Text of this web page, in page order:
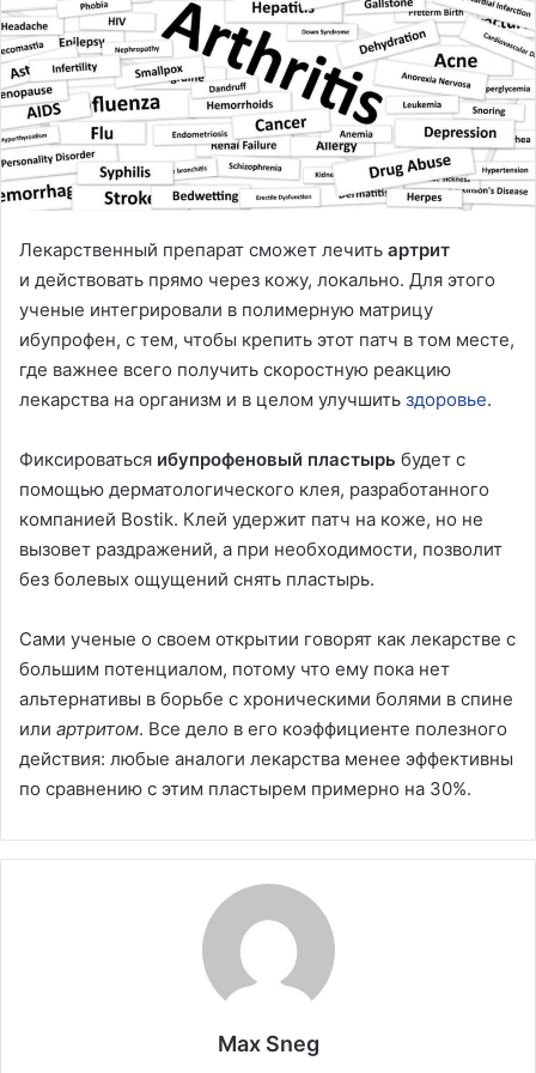
Лекарственный препарат сможет лечить артрит
и действовать прямо через кожу, локально. Для этого
ученые интегрировали в полимерную матрицу
ибупрофен, с тем, чтобы крепить этот патч в том месте,
где важнее всего получить скоростную реакцию
лекарства на организм и в целом улучшить здоровье.
Фиксироваться ибупрофеновый пластырь будет с
помощью дерматологического клея, разработанного
компанией Bostik. Клей удержит патч на коже, но не
вызовет раздражений, а при необходимости, позволит
без болевых ощущений снять пластырь.
Сами ученые о своем открытии говорят как лекарстве с
большим потенциалом, потому что ему пока нет
альтернативы в борьбе с хроническими болями в спине
или артритом. Все дело в его коэффициенте полезного
действия: любые аналоги лекарства менее эффективны
по сравнению с этим пластырем примерно на 30%.
Max Sneg